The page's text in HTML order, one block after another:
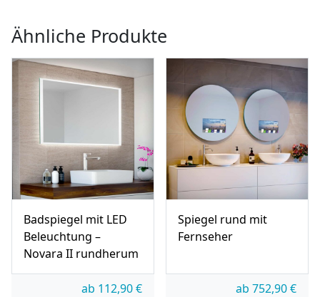
Ähnliche Produkte
Badspiegel mit LED
Beleuchtung –
Novara II rundherum
ab 112,90€
Spiegel rund mit
Fernseher
ab 752,90€